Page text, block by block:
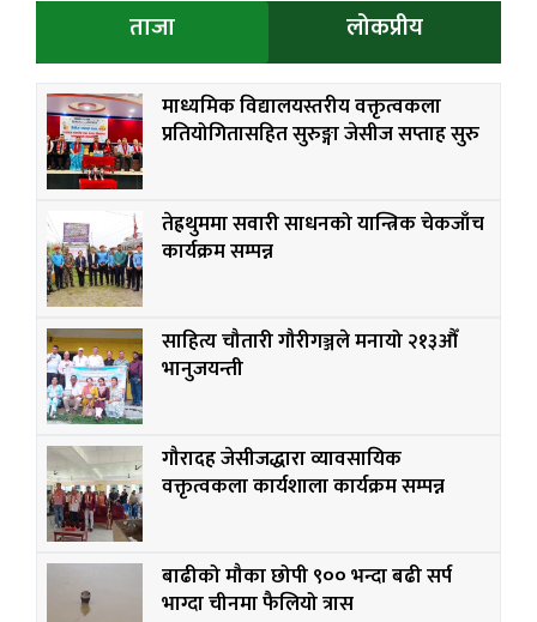
ताजा लोकप्रीय
माध्यमिक विद्यालयस्तरीय वक्तृत्वकला
प्रतियोगितासहित सुरुङ्गा जेसीज सप्ताह सुरु
तेह्रथुममा सवारी साधनको यान्त्रिक चेकजाँच
कार्यक्रम सम्पन्न
साहित्य चौतारी गौरीगञ्जले मनायो २१३औँ
भानुजयन्ती
गौरादह जेसीजद्धारा व्यावसायिक
वक्तृत्वकला कार्यशाला कार्यक्रम सम्पन्न
बाढीको मौका छोपी ९०० भन्दा बढी सर्प
भाग्दा चीनमा फैलियो त्रास